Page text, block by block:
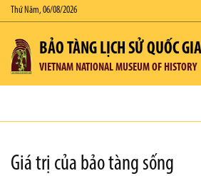
Thứ Năm, 06/08/2026
BẢO TÀNG LỊCH SỬ QUỐC GIA
VIETNAM NATIONAL MUSEUM OF HISTORY
Giá trị của bảo tàng sống